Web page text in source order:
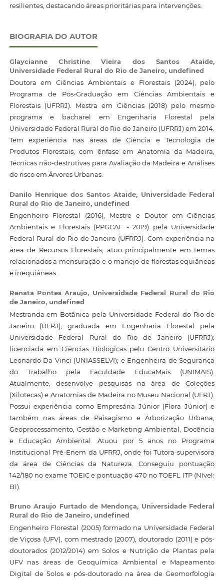
resilientes, destacando áreas prioritárias para intervenções.
BIOGRAFIA DO AUTOR
Glaycianne Christine Vieira dos Santos Ataide,
Universidade Federal Rural do Rio de Janeiro, undefined
Doutora em Ciências Ambientais e Florestais (2024), pelo
Programa de Pós-Graduação em Ciências Ambientais e
Florestais (UFRRJ). Mestra em Ciências (2018) pelo mesmo
programa e bacharel em Engenharia Florestal pela
Universidade Federal Rural do Rio de Janeiro (UFRRJ) em 2014.
Tem experiência nas áreas de Ciência e Tecnologia de
Produtos Florestais, com ênfase em Anatomia da Madeira,
Técnicas não-destrutivas para Avaliação da Madeira e Análises
de risco em Árvores Urbanas.
Danilo Henrique dos Santos Ataide, Universidade Federal
Rural do Rio de Janeiro, undefined
Engenheiro Florestal (2016), Mestre e Doutor em Ciências
Ambientais e Florestais (PPGCAF - 2019) pela Universidade
Federal Rural do Rio de Janeiro (UFRRJ). Com experiência na
área de Recursos Florestais, atuo principalmente em temas
relacionados a mensuração e o manejo de florestas equiâneas
e inequiâneas.
Renata Pontes Araujo, Universidade Federal Rural do Rio
de Janeiro, undefined
Mestranda em Botânica pela Universidade Federal do Rio de
Janeiro (UFRJ); graduada em Engenharia Florestal pela
Universidade Federal Rural do Rio de Janeiro (UFRRJ);
licenciada em Ciências Biológicas pelo Centro Universitário
Leonardo Da Vinci (UNIASSELVI); e Engenheira de Segurança
do Trabalho pela Faculdade EducaMais (UNIMAIS).
Atualmente, desenvolve pesquisas na área de Coleções
(Xilotecas) e Anatomias de Madeira no Museu Nacional (UFRJ).
Possui experiência como Empresária Júnior (Flora Júnior) e
também nas áreas de Paisagismo e Arborização Urbana,
Geoprocessamento, Gestão e Marketing Ambiental, Docência
e Educação Ambiental. Atuou por 5 anos no Programa
Institucional Pré-Enem da UFRRJ, onde foi Tutora-supervisora
da área de Ciências da Natureza. Conseguiu pontuação
142/180 no exame TOEIC e pontuação 470 no TOEFL ITP (Nível:
B1).
Bruno Araujo Furtado de Mendonça, Universidade Federal
Rural do Rio de Janeiro, undefined
Engenheiro Florestal (2005) formado na Universidade Federal
de Viçosa (UFV), com mestrado (2007), doutorado (2011) e pós-
doutorados (2012/2014) em Solos e Nutrição de Plantas pela
UFV nas áreas de Geoquímica Ambiental e Mapeamento
Digital de Solos e pós-doutorado na área de Geomorfologia